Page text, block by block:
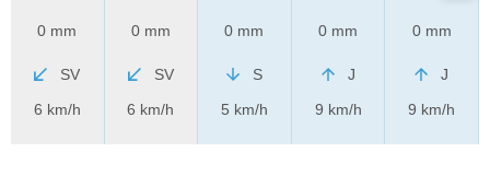
0 mm
SV
6 km/h
0 mm
SV
6 km/h
0 mm
S
5 km/h
0 mm
J
9 km/h
0 mm
J
9 km/h